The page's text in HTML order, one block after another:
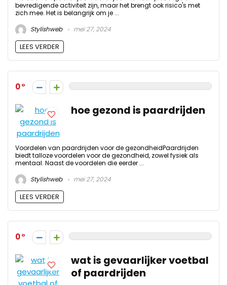
bevredigende activiteit zijn, maar het brengt ook risico's met
zich mee. Het is belangrijk om je ...
Stylishweb
mei 27, 2024
LEES VERDER
0
hoe gezond is paardrijden
Voordelen van paardrijden voor de gezondheidPaardrijden
biedt talloze voordelen voor de gezondheid, zowel fysiek als
mentaal. Naast de voordelen die eerder ...
Stylishweb
mei 27, 2024
LEES VERDER
0
wat is gevaarlijker voetbal
of paardrijden